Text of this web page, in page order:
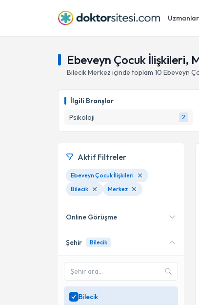
Uzmanlar
Ebeveyn Çocuk İlişkileri,
BilecikMerkez içinde toplam 10 Ebeveyn
İlgili Branşlar
Psikoloji
2
Aktif Filtreler
Ebeveyn Çocuk İlişkileri
Bilecik
Merkez
Online Görüşme
Online danışmanlık sunan
SadeceBilecik
uzman ara
Şehir Bilecik
Bilecik